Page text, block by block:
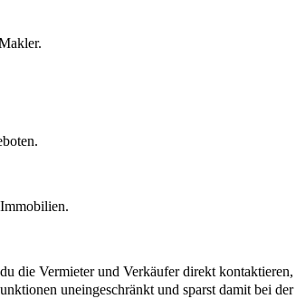
die Vermieter und Verkäufer direkt
uneingeschränkt und sparst damit bei